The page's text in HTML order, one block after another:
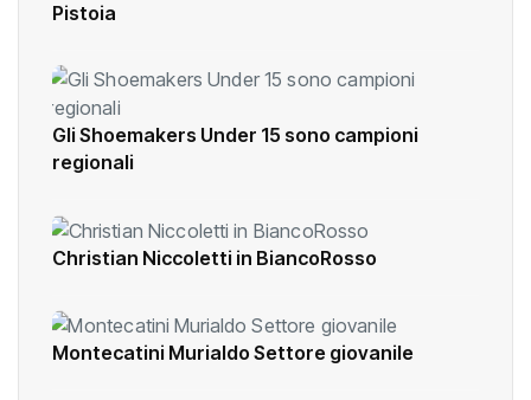
Pistoia
Gli Shoemakers Under 15 sono campioni
regionali
Christian Niccoletti in BiancoRosso
Montecatini Murialdo Settore giovanile